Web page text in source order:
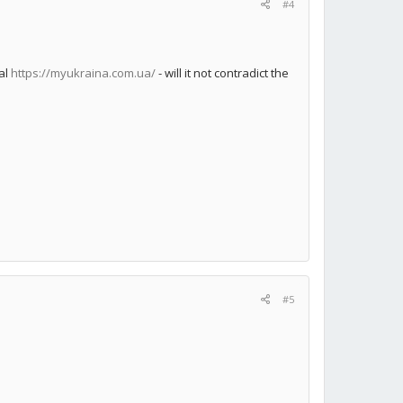
#4
https://myukraina.com.ua/- will it not contradict the
#5